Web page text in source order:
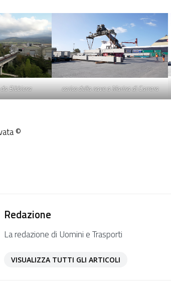
Bibbiena carico della nave a Marina di Carrara
©
Redazione
La redazione di Uomini e Trasporti
VISUALIZZA TUTTI GLI ARTICOLI